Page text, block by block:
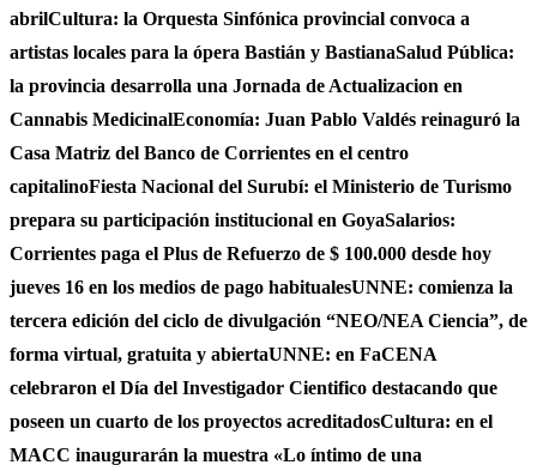
abrilCultura: la Orquesta Sinfónica provincial convoca a
artistas locales para la ópera Bastián y BastianaSalud Pública:
la provincia desarrolla una Jornada de Actualizacion en
Cannabis MedicinalEconomía: Juan Pablo Valdés reinaguró la
Casa Matriz del Banco de Corrientes en el centro
capitalinoFiesta Nacional del Surubí: el Ministerio de Turismo
prepara su participación institucional en GoyaSalarios:
Corrientes paga el Plus de Refuerzo de $ 100.000 desde hoy
jueves 16 en los medios de pago habitualesUNNE: comienza la
tercera edición del ciclo de divulgación “NEO/NEA Ciencia”, de
forma virtual, gratuita y abiertaUNNE: en FaCENA
celebraron el Día del Investigador Cientifico destacando que
poseen un cuarto de los proyectos acreditadosCultura: en el
MACC inaugurarán la muestra «Lo íntimo de una